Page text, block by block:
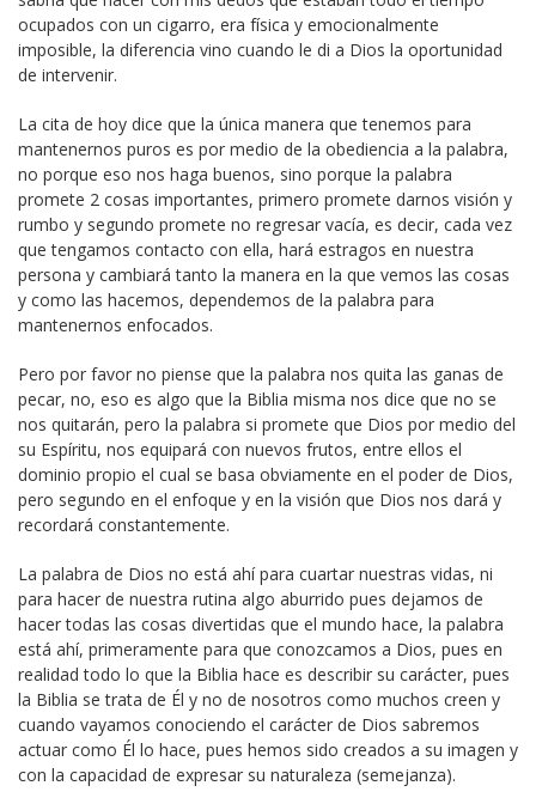
ocupados con un cigarro, era física y emocionalmente
imposible, la diferencia vino cuando le di a Dios la oportunidad
de intervenir.
La cita de hoy dice que la única manera que tenemos para
mantenernos puros es por medio de la obediencia a la palabra,
no porque eso nos haga buenos, sino porque la palabra
promete 2 cosas importantes, primero promete darnos visión y
rumbo y segundo promete no regresar vacía, es decir, cada vez
que tengamos contacto con ella, hará estragos en nuestra
persona y cambiará tanto la manera en la que vemos las cosas
y como las hacemos, dependemos de la palabra para
mantenernos enfocados.
Pero por favor no piense que la palabra nos quita las ganas de
pecar, no, eso es algo que la Biblia misma nos dice que no se
nos quitarán, pero la palabra si promete que Dios por medio del
su Espíritu, nos equipará con nuevos frutos, entre ellos el
dominio propio el cual se basa obviamente en el poder de Dios,
pero segundo en el enfoque y en la visión que Dios nos dará y
recordará constantemente.
La palabra de Dios no está ahí para cuartar nuestras vidas, ni
para hacer de nuestra rutina algo aburrido pues dejamos de
hacer todas las cosas divertidas que el mundo hace, la palabra
está ahí, primeramente para que conozcamos a Dios, pues en
realidad todo lo que la Biblia hace es describir su carácter, pues
la Biblia se trata de Él y no de nosotros como muchos creen y
cuando vayamos conociendo el carácter de Dios sabremos
actuar como Él lo hace, pues hemos sido creados a su imagen y
con la capacidad de expresar su naturaleza (semejanza).